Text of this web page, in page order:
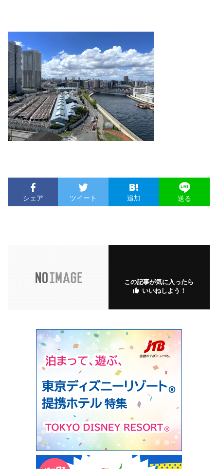
シェア ツイート 追加 送る
この記事が気に入ったら
いいねしよう！